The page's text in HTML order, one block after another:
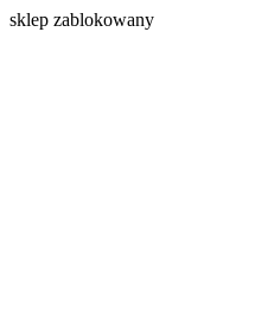
sklep zablokowany